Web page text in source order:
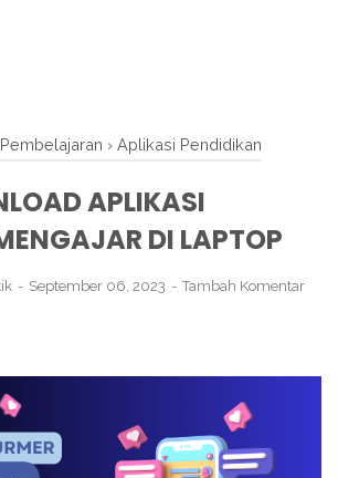
› Aplikasi Pendidikan
APLIKASI
DI LAPTOP
September 06, 2023 Tambah Komentar